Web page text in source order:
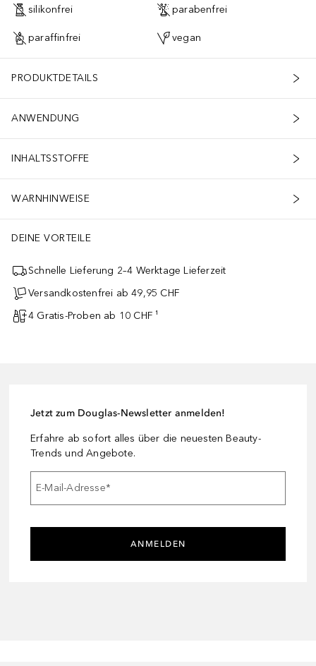
silikonfrei parabenfrei
paraffinfrei vegan
PRODUKTDETAILS
ANWENDUNG
INHALTSSTOFFE
WARNHINWEISE
DEINE VORTEILE
Schnelle Lieferung 2–4 Werktage Lieferzeit
Versandkostenfrei ab 49,95 CHF
4 Gratis-Proben ab 10 CHF ¹
Jetzt zum Douglas-Newsletter anmelden!
Erfahre ab sofort alles über die neuesten Beauty-
Trends und Angebote.
E-Mail-Adresse*
ANMELDEN